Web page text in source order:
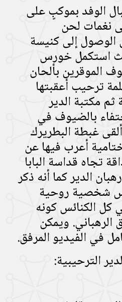
الوفد بموكبٍ على
نغمات لحن
إلى كنيسة
استكمل خورس
الموقرين بألحان
ترحيب أعقبتها
ثم مكتبة الدير
بالضيوف في
غبطة البطريرك
أعرب فيها عن
تجاه قداسة البابا
الدير كما أنه ذكر
شخصية روحية
كل الكنائس كونه
ويمكن
في الفيديو المرفق.
الترحيبية: